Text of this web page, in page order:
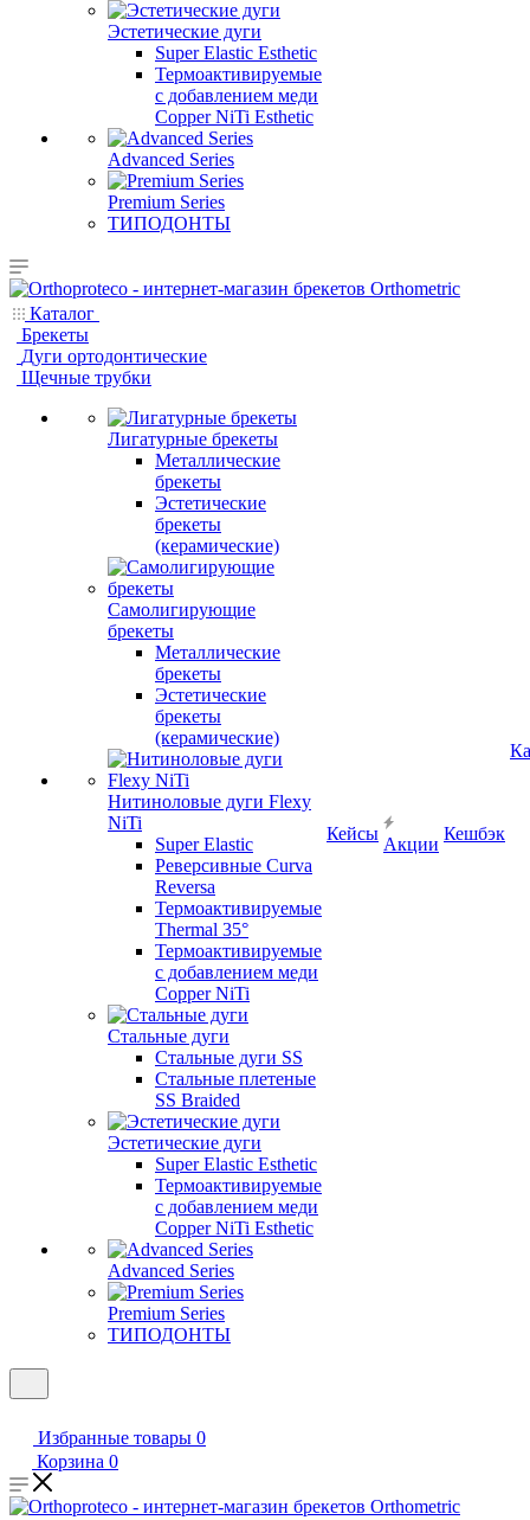
Эстетические дуги
Super Elastic Esthetic
Термоактивируемые
с добавлением меди
Copper NiTi Esthetic
Advanced Series
Premium Series
ТИПОДОНТЫ
Каталог
Брекеты
Дуги ортодонтические
Щечные трубки
Лигатурные брекеты
Металлические
брекеты
Эстетические
брекеты
(керамические)
Самолигирующие
брекеты
Металлические
брекеты
Эстетические
брекеты
(керамические)
Нитиноловые дуги Flexy
NiTi
Super Elastic
Реверсивные Curva
Reversa
Термоактивируемые
Thermal 35°
Термоактивируемые
с добавлением меди
Copper NiTi
Стальные дуги
Стальные дуги SS
Стальные плетеные
SS Braided
Эстетические дуги
Super Elastic Esthetic
Термоактивируемые
с добавлением меди
Copper NiTi Esthetic
Advanced Series
Premium Series
ТИПОДОНТЫ
Кейсы
Акции
Кешбэк
Избранные товары 0
Корзина 0